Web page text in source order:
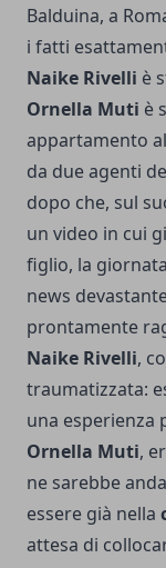
Balduina, a
i fatti
Naike Rivelli è
Ornella Muti è
appartamento
da due agenti
dopo che, sul
un video in cui
figlio, la
news
prontamente
Naike Rivelli,
traumatizzata:
una esperienza
Ornella Muti,
ne sarebbe
essere già nella
attesa di